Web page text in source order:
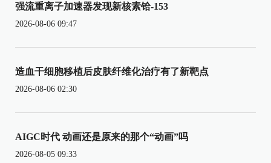
强流重离子加速器发现新核素铪-153
2026-08-06 09:47
造血干细胞移植后皮肤纤维化治疗有了新靶点
2026-08-06 02:30
AIGC时代 动画还是原来的那个“动画”吗
2026-08-05 09:33